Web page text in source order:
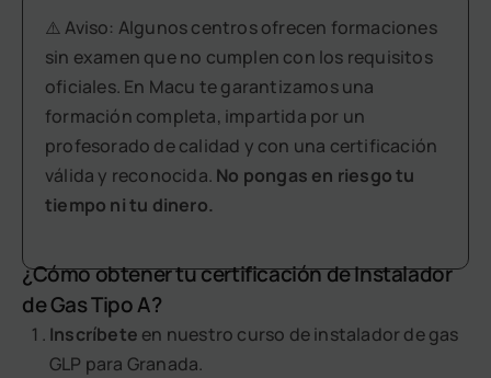
⚠️ Aviso: Algunos centros ofrecen formaciones
sin examen que no cumplen con los requisitos
oficiales. En Macu te garantizamos una
formación completa, impartida por un
profesorado de calidad y con una certificación
válida y reconocida. No pongas en riesgo tu
tiempo ni tu dinero.
¿Cómo obtener tu certificación de Instalador
de Gas Tipo A?
Inscríbete en nuestro curso de instalador de gas
GLP para Granada.